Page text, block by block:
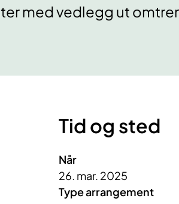
med vedlegg ut
Tid og sted
Når
26. mar. 2025
Type arrangement